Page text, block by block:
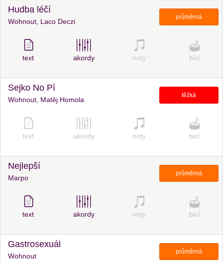
Hudba léčí
Wohnout, Laco Deczi
průměrná
text akordy noty bicí
Sejko No Pí
Wohnout, Matěj Homola
těžká
text akordy noty bicí
Nejlepší
Marpo
průměrná
text akordy noty bicí
Gastrosexuál
Wohnout
průměrná